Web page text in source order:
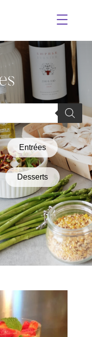
Entrées
Desserts